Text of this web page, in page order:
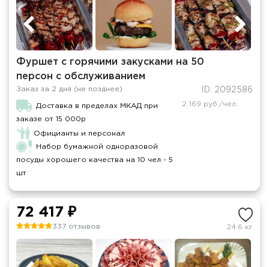
Фуршет с горячими закусками на 50
персон с обслуживанием
Заказ за 2 дня (не позднее) ID: 2092586
Доставка в пределах МКАД при
заказе от 15 000р
Официанты и персонал
Набор бумажной одноразовой
посуды хорошего качества на 10 чел - 5
шт
2 169 руб./чел.
72 417 ₽
337 отзывов 24.6 кг